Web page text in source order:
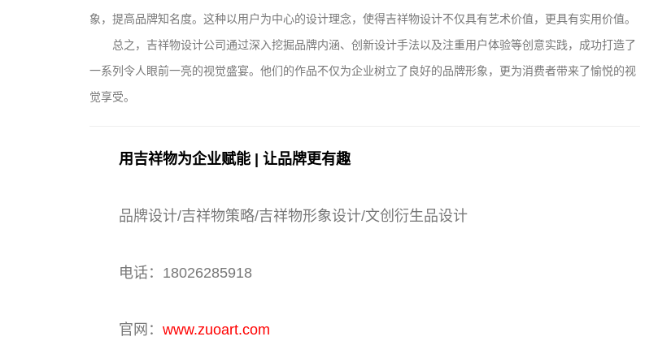
象，提高品牌知名度。这种以用户为中心的设计理念，使得吉祥物设计不仅具有艺术价值，更具有实用价值。
总之，吉祥物设计公司通过深入挖掘品牌内涵、创新设计手法以及注重用户体验等创意实践，成功打造了
一系列令人眼前一亮的视觉盛宴。他们的作品不仅为企业树立了良好的品牌形象，更为消费者带来了愉悦的视
觉享受。
用吉祥物为企业赋能 | 让品牌更有趣
品牌设计/吉祥物策略/吉祥物形象设计/文创衍生品设计
电话：18026285918
官网： www.zuoart.com